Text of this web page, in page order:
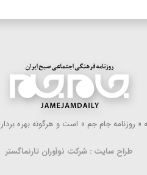
روزنامه جام جم » است و هرگونه بهره
طراح سایت : شرکت نوآوران تارنماگستر